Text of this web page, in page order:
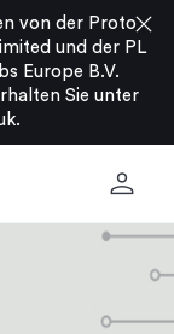
von der Proto
und der PL
Europe B.V.
Sie unter
.
close
person